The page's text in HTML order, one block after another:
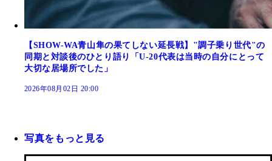
【SHOW-WA青山隼の果てしない延長戦】"調子乗り世代"の
同期と対談後のひとり語り「U-20代表は当時の自分にとって
大切な居場所でした」
2026年08月02日 20:00
写真をもっと見る